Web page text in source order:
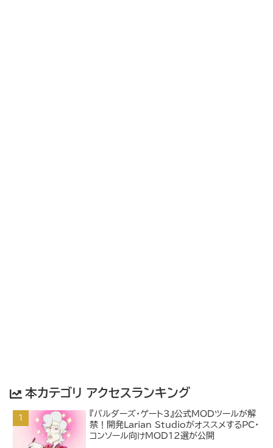
本カテゴリ アクセスランキング
『バルダーズ・ゲート3』公式MODツールが解
禁！開発Larian StudioがオススメするPC・
コンソール向けMOD12選が公開